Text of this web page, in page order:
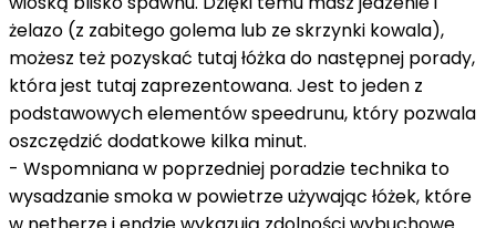
żelazo (z zabitego golema lub ze skrzynki kowala),
możesz też pozyskać tutaj łóżka do następnej porady,
która jest tutaj zaprezentowana. Jest to jeden z
podstawowych elementów speedrunu, który pozwala
oszczędzić dodatkowe kilka minut.
- Wspomniana w poprzedniej poradzie technika to
wysadzanie smoka w powietrze używając łóżek, które